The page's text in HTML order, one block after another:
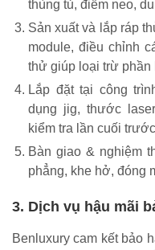
thùng tủ, điểm neo,
Sản xuất và lắp ráp
module, điều chỉnh
thử giúp loại trừ phần
Lắp đặt tại công
dụng jig, thước
kiểm tra lần cuối
Bàn giao & nghiệm
phẳng, khe hở, đóng
3. Dịch vụ hậu mãi
Benluxury cam kết bảo